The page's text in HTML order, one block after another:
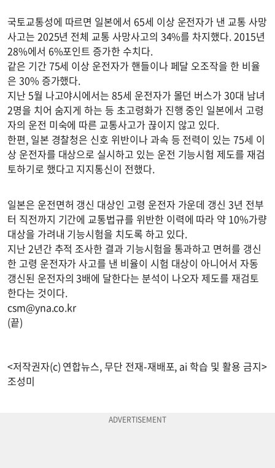
국토교통성에 따르면 일본에서 65세 이상 운전자가 낸 교통 사망
사고는 2025년 전체 교통 사망사고의 34%를 차지했다. 2015년
28%에서 6%포인트 증가한 수치다.
같은 기간 75세 이상 운전자가 핸들이나 페달 오조작을 한 비율
은 30% 증가했다.
지난 5월 나고야시에서는 85세 운전자가 몰던 버스가 30대 남녀
2명을 치어 숨지게 하는 등 초고령화가 진행 중인 일본에서 고령
자의 운전 미숙에 따른 교통사고가 끊이지 않고 있다.
한편, 일본 경찰청은 신호 위반이나 과속 등 전력이 있는 75세 이
상 운전자를 대상으로 실시하고 있는 운전 기능시험 제도를 재검
토하기로 했다고 지지통신이 전했다.
일본은 운전면허 갱신 대상인 고령 운전자 가운데 갱신 3년 전부
터 직전까지 기간에 교통법규를 위반한 이력에 따라 약 10%가량
대상을 가려내 기능시험을 치도록 하고 있다.
지난 2년간 추적 조사한 결과 기능시험을 통과하고 면허를 갱신
한 고령 운전자가 사고를 낸 비율이 시험 대상이 아니어서 자동
갱신된 운전자의 3배에 달한다는 분석이 나오자 제도를 재검토
한다는 것이다.
csm@yna.co.kr
(끝)
<저작권자(c) 연합뉴스, 무단 전재-재배포, ai 학습 및 활용 금지>
조성미